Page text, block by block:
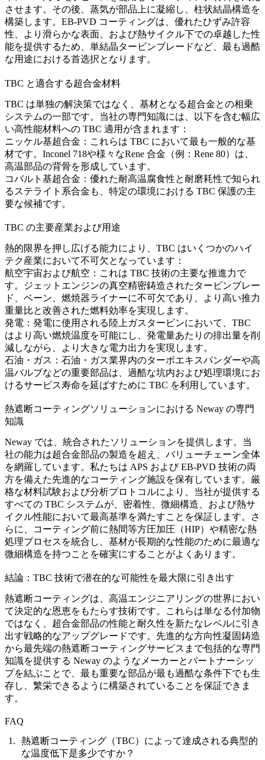
させます。その後、蒸気が部品上に凝縮し、柱状結晶構造を
構築します。EB-PVD コーティングは、優れたひずみ許容
性、より滑らかな表面、および熱サイクル下での卓越した性
能を提供するため、 単結晶タービンブレードなど、最も過酷
な用途における首选択となります。
TBC と適合する超合金材料
TBC は単独の解決策ではなく、基材となる超合金との相乗
システムの一部です。当社の専門知識には、以下を含む幅広
い高性能材料への TBC 適用が含まれます：
ニッケル基超合金： これらは TBC において最も一般的な基
材です。 Inconel 718や様々なRene 合金 （例： Rene 80）は、
高温部品の背骨を形成しています。
コバルト基超合金： 優れた耐高温腐食性と耐磨耗性で知られ
る ステライト系合金も、特定の環境における TBC 保護の主
要な候補です。
TBC の主要産業および用途
熱的限界を押し広げる能力により、TBC はいくつかのハイ
テク産業において不可欠となっています：
航空宇宙および航空： これは TBC 技術の主要な推進力で
す。ジェットエンジンの真空精密鋳造されたタービンブレー
ド、ベーン、燃焼器ライナーに不可欠であり、より高い推力
重量比と改善された燃料効率を実現します。
発電： 発電に使用される陸上ガスタービンにおいて、TBC
はより高い燃焼温度を可能にし、発電量あたりの排出量を削
減しながら、より大きな電力出力を実現します。
石油・ガス： 石油・ガス業界内のターボエキスパンダーや高
温バルブなどの重要部品は、過酷な坑内および処理環境にお
けるサービス寿命を延ばすために TBC を利用しています。
熱遮断コーティングソリューションにおける Neway の専門
知識
Neway では、統合されたソリューションを提供します。当
社の能力は超合金部品の製造を超え、バリューチェーン全体
を網羅しています。私たちは APS および EB-PVD 技術の両
方を備えた先進的なコーティング施設を保有しています。厳
格な材料試験および分析プロトコルにより、当社が提供する
すべての TBC システムが、密着性、微細構造、および熱サ
イクル性能において最高基準を満たすことを保証します。さ
らに、コーティング前に熱間等方圧加圧（HIP） や精密な熱
処理プロセスを統合し、基材が長期的な性能のために最適な
微細構造を持つことを確実にすることがよくあります。
結論：TBC 技術で潜在的な可能性を最大限に引き出す
熱遮断コーティングは、高温エンジニアリングの世界におい
て決定的な恩恵をもたらす技術です。これらは単なる付加物
ではなく、 超合金部品の性能と耐久性を新たなレベルに引き
出す戦略的なアップグレードです。先進的な方向性凝固鋳造
から最先端の熱遮断コーティングサービス まで包括的な専門
知識を提供する Neway のようなメーカーとパートナーシッ
プを結ぶことで、最も重要な部品が最も過酷な条件下でも生
存し、繁栄できるように構築されていることを保証できま
す。
FAQ
熱遮断コーティング（TBC）によって達成される典型的
な温度低下是多少ですか？